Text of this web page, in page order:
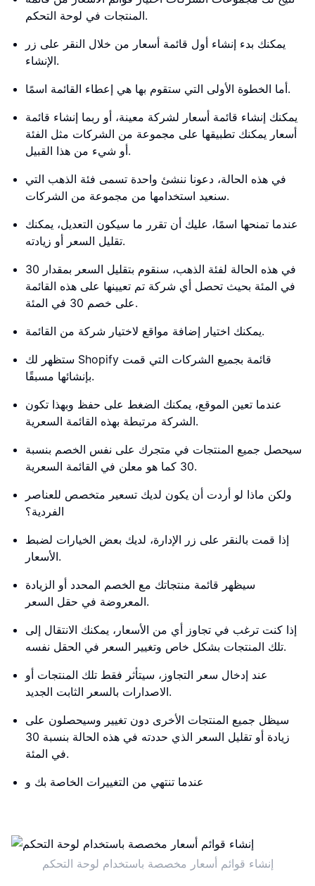
المنتجات في لوحة التحكم.
يمكنك بدء إنشاء أول قائمة أسعار من خلال النقر على زر
الإنشاء.
أما الخطوة الأولى التي ستقوم بها هي إعطاء القائمة اسمًا.
يمكنك إنشاء قائمة أسعار لشركة معينة، أو ربما إنشاء قائمة
أسعار يمكنك تطبيقها على مجموعة من الشركات مثل الفئة
أو شيء من هذا القبيل.
في هذه الحالة، دعونا ننشئ واحدة تسمى فئة الذهب التي
سنعيد استخدامها من مجموعة من الشركات.
عندما تمنحها اسمًا، عليك أن تقرر ما سيكون التعديل، يمكنك
تقليل السعر أو زيادته.
في هذه الحالة لفئة الذهب، سنقوم بتقليل السعر بمقدار 30
في المئة بحيث تحصل أي شركة تم تعيينها على هذه القائمة
على خصم 30 في المئة.
يمكنك اختيار إضافة مواقع لاختيار شركة من القائمة.
ستظهر لك Shopify قائمة بجميع الشركات التي قمت
بإنشائها مسبقًا.
عندما تعين الموقع، يمكنك الضغط على حفظ وبهذا تكون
الشركة مرتبطة بهذه القائمة السعرية.
سيحصل جميع المنتجات في متجرك على نفس الخصم بنسبة
30 كما هو معلن في القائمة السعرية.
ولكن ماذا لو أردت أن يكون لديك تسعير متخصص للعناصر
الفردية؟
إذا قمت بالنقر على زر الإدارة، لديك بعض الخيارات لضبط
الأسعار.
سيظهر قائمة منتجاتك مع الخصم المحدد أو الزيادة
المعروضة في حقل السعر.
إذا كنت ترغب في تجاوز أي من الأسعار، يمكنك الانتقال إلى
تلك المنتجات بشكل خاص وتغيير السعر في الحقل نفسه.
عند إدخال سعر التجاوز، سيتأثر فقط تلك المنتجات أو
الاصدارات بالسعر الثابت الجديد.
سيظل جميع المنتجات الأخرى دون تغيير وسيحصلون على
زيادة أو تقليل السعر الذي حددته في هذه الحالة بنسبة 30
في المئة.
عندما تنتهي من التغييرات الخاصة بك و
إنشاء قوائم أسعار مخصصة باستخدام لوحة التحكم